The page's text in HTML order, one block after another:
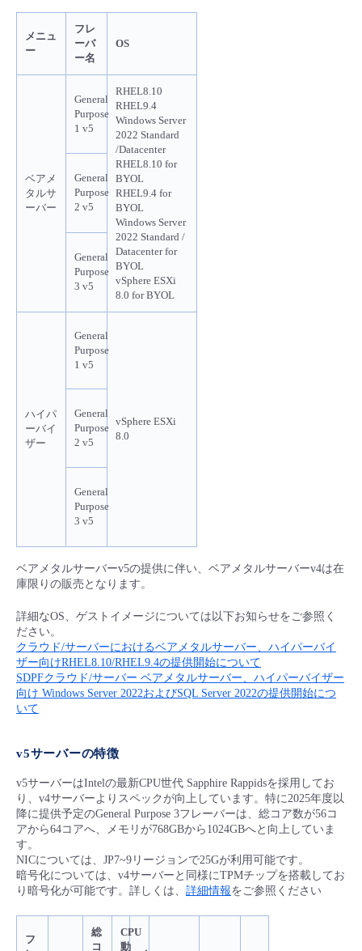
メニュ
ー
フレ
ーバ
ー名
OS
ベアメ
タルサ
ーバー
General
Purpose
1 v5
RHEL8.10
RHEL9.4
Windows Server
2022 Standard
/Datacenter
RHEL8.10 for
BYOL
RHEL9.4 for
BYOL
Windows Server
2022 Standard /
Datacenter for
BYOL
vSphere ESXi
8.0 for BYOL
General
Purpose
2 v5
General
Purpose
3 v5
ハイパ
ーバイ
ザー
General
Purpose
1 v5
vSphere ESXi
8.0
General
Purpose
2 v5
General
Purpose
3 v5
ベアメタルサーバーv5の提供に伴い、ベアメタルサーバーv4は在
庫限りの販売となります。
詳細なOS、ゲストイメージについては以下お知らせをご参照く
ださい。
クラウド/サーバーにおけるベアメタルサーバー、ハイパーバイ
ザー向けRHEL8.10/RHEL9.4の提供開始について
SDPFクラウド/サーバー ベアメタルサーバー、ハイパーバイザー
向け Windows Server 2022およびSQL Server 2022の提供開始につ
いて
v5サーバーの特徴
v5サーバーはIntelの最新CPU世代 Sapphire Rappidsを採用してお
り、v4サーバーよりスペックが向上しています。特に2025年度以
降に提供予定のGeneral Purpose 3フレーバーは、総コア数が56コ
アから64コアへ、メモリが768GBから1024GBへと向上していま
す。
NICについては、JP7~9リージョンで25Gが利用可能です。
暗号化については、v4サーバーと同様にTPMチップを搭載してお
り暗号化が可能です。詳しくは、 詳細情報をご参照ください
フ
総
コ
CPU
動